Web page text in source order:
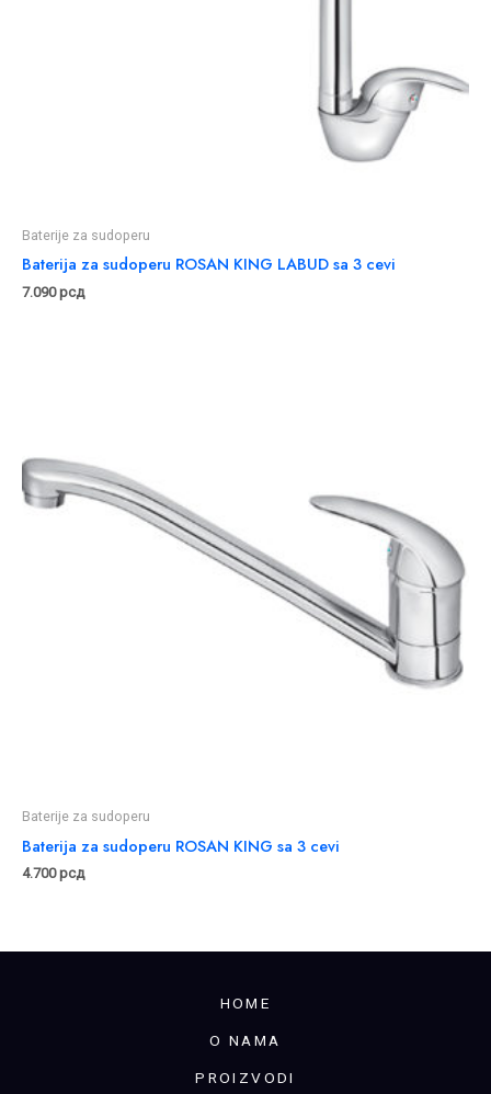
Baterije za sudoperu
Baterija za sudoperu ROSAN KING LABUD sa 3 cevi
7.090рсд
Baterije za sudoperu
Baterija za sudoperu ROSAN KING sa 3 cevi
4.700рсд
HOME
O NAMA
PROIZVODI